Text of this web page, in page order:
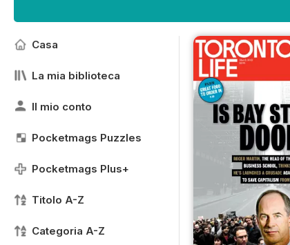
Casa
La mia biblioteca
Il mio conto
Pocketmags Puzzles
Pocketmags Plus+
Titolo A-Z
Categoria A-Z